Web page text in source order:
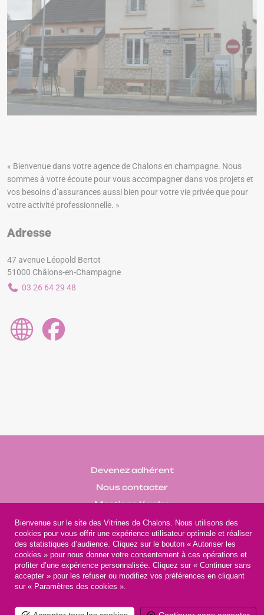
« Bienvenue dans votre agence de Chalons en champagne. Nous
sommes à votre écoute pour vous accompagner dans vos projets et
vos besoins d’assurances aussi bien pour votre vie privée que pour
votre activité professionnelle. »
Adresse
47 avenue Léopold Bertot
51000 Châlons-en-Champagne
03 26 64 29 48
@UCIA - Les Vitrines de Châlons
Devenez adhérent
Nous contacter
Mentions légales
Bienvenue sur le site des Vitrines de Chalons. Nous utilisons des
cookies pour vous offrir une expérience utilisateur optimale et réaliser
des statistiques d’audience. Cliquez sur le bouton « Autoriser les
cookies » pour nous donner votre consentement à ces opérations et
profiter d’une expérience personnalisée. Cliquez sur « Continuer sans
accepter » pour les refuser ou modifiez vos préférences en cliquant
sur « Paramètres des cookies ».